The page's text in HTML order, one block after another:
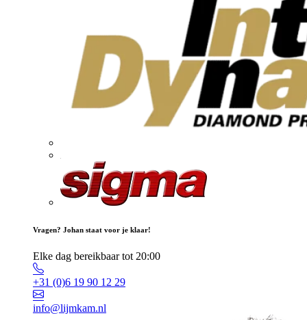
Vragen? Johan staat voor je klaar!
Elke dag bereikbaar tot 20:00
+31 (0)6 19 90 12 29
info@lijmkam.nl